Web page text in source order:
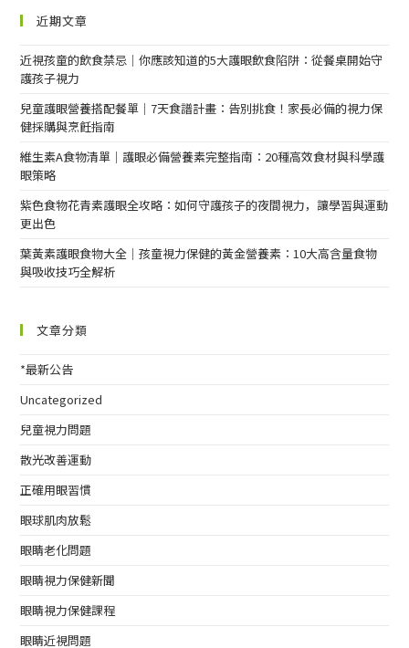
近期文章
近視孩童的飲食禁忌｜你應該知道的5大護眼飲食陷阱：從餐桌開始守
護孩子視力
兒童護眼營養搭配餐單｜7天食譜計畫：告別挑食！家長必備的視力保
健採購與烹飪指南
維生素A食物清單｜護眼必備營養素完整指南：20種高效食材與科學護
眼策略
紫色食物花青素護眼全攻略：如何守護孩子的夜間視力，讓學習與運動
更出色
葉黃素護眼食物大全｜孩童視力保健的黃金營養素：10大高含量食物
與吸收技巧全解析
文章分類
*最新公告
Uncategorized
兒童視力問題
散光改善運動
正確用眼習慣
眼球肌肉放鬆
眼睛老化問題
眼睛視力保健新聞
眼睛視力保健課程
眼睛近視問題